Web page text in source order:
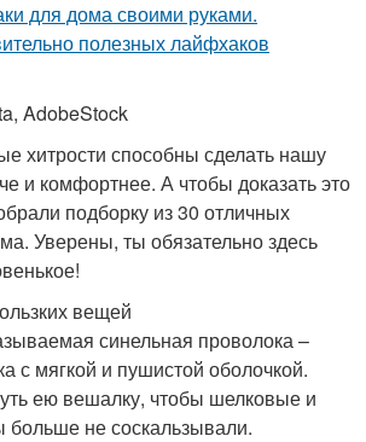
AdobeStock
хитрости способны сделать нашу
и комфортнее. А чтобы доказать это
подборку из 30 отличных
Уверены, ты обязательно здесь
вещей
синельная проволока –
с мягкой и пушистой оболочкой.
ею вешалку, чтобы шелковые и
не соскальзывали.